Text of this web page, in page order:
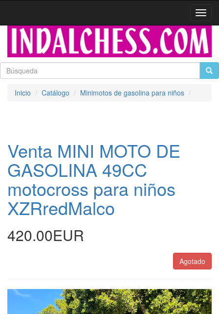
Inicio Catálogo Minimotos de gasolina para niños
Venta MINI MOTO DE
GASOLINA 49CC
motocross para niños
XZRredMalco
420.00EUR
Agotado